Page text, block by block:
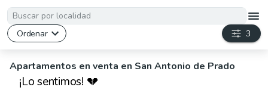
3
Ordenar
Apartamentos en venta en San Antonio de Prado
¡Lo sentimos! 💔